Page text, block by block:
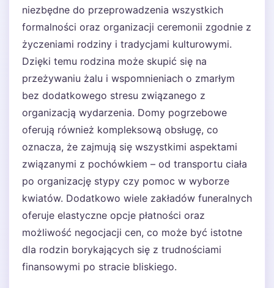
niezbędne do przeprowadzenia wszystkich
formalności oraz organizacji ceremonii zgodnie z
życzeniami rodziny i tradycjami kulturowymi.
Dzięki temu rodzina może skupić się na
przeżywaniu żalu i wspomnieniach o zmarłym
bez dodatkowego stresu związanego z
organizacją wydarzenia. Domy pogrzebowe
oferują również kompleksową obsługę, co
oznacza, że zajmują się wszystkimi aspektami
związanymi z pochówkiem – od transportu ciała
po organizację stypy czy pomoc w wyborze
kwiatów. Dodatkowo wiele zakładów funeralnych
oferuje elastyczne opcje płatności oraz
możliwość negocjacji cen, co może być istotne
dla rodzin borykających się z trudnościami
finansowymi po stracie bliskiego.